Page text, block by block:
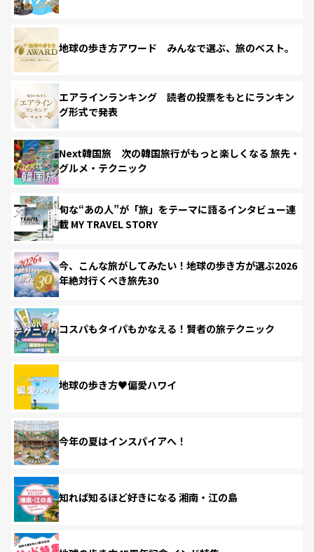
地球の歩き方アワード みんなで選ぶ、旅のベスト。
エアラインランキング 読者の投票をもとにランキン
グ形式で発表
Next韓国旅 次の韓国旅行がもっと楽しくなる 旅先・
グルメ・テクニック
旬な“あの人”が「旅」をテーマに語るインタビュー連
載 MY TRAVEL STORY
今、こんな旅がしてみたい！地球の歩き方が選ぶ2026
年絶対行くべき旅先30
コスパもタイパもかなえる！賢者の旅テクニック
地球の歩き方♥偏愛ハワイ
今年の夏はインスパイアへ！
知れば知るほど好きになる 湘南・江の島